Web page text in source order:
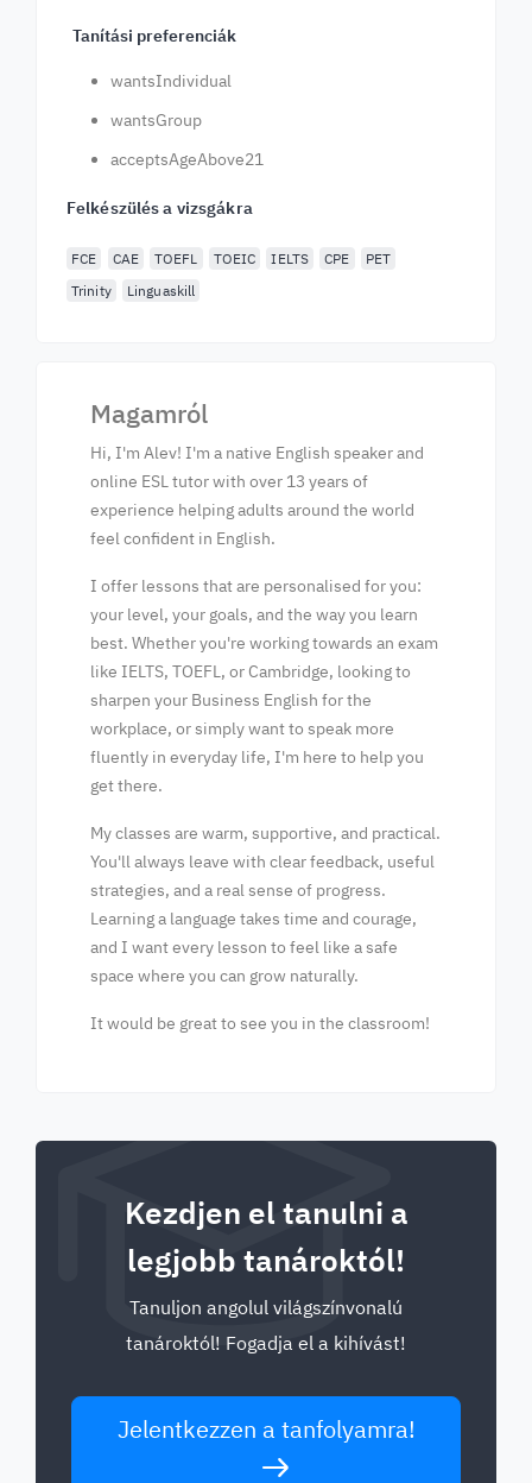
Tanítási preferenciák
wantsIndividual
wantsGroup
acceptsAgeAbove21
Felkészülés a vizsgákra
FCE CAE TOEFL TOEIC IELTS CPE
PET
Trinity
Linguaskill
Magamról
Hi, I'm Alev! I'm a native English speaker and
online ESL tutor with over 13 years of
experience helping adults around the world
feel confident in English.
I offer lessons that are personalised for you:
your level, your goals, and the way you learn
best. Whether you're working towards an exam
like IELTS, TOEFL, or Cambridge, looking to
sharpen your Business English for the
workplace, or simply want to speak more
fluently in everyday life, I'm here to help you
get there.
My classes are warm, supportive, and practical.
You'll always leave with clear feedback, useful
strategies, and a real sense of progress.
Learning a language takes time and courage,
and I want every lesson to feel like a safe
space where you can grow naturally.
It would be great to see you in the classroom!
Kezdjen el tanulni a
legjobb tanároktól!
Tanuljon angolul világszínvonalú
tanároktól! Fogadja el a kihívást!
Jelentkezzen a tanfolyamra!